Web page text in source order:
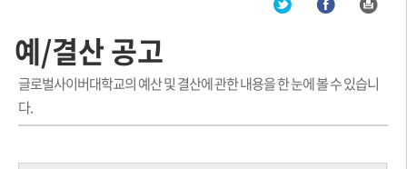
예/결산 공고
글로벌사이버대학교의 예산 및 결산에 관한 내용을 한 눈에 볼 수 있습니
다.